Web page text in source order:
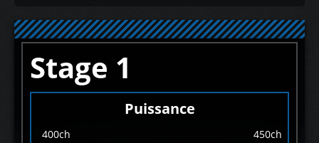
Stage 1
Puissance
400ch 450ch